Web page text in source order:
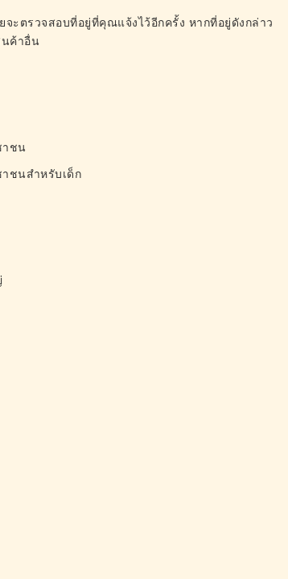
ะตรวจสอบที่อยู่ที่คุณแจ้งไว้อีกครั้ง หากที่อยู่ดังกล่าว
นค้าอื่น
าชน
ชนสำหรับเด็ก